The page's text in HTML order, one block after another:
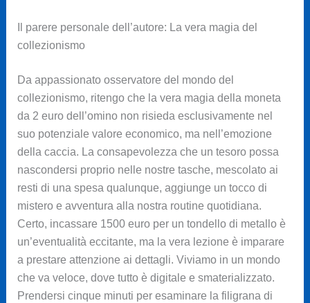
Il parere personale dell’autore: La vera magia del
collezionismo
Da appassionato osservatore del mondo del
collezionismo, ritengo che la vera magia della moneta
da 2 euro dell’omino non risieda esclusivamente nel
suo potenziale valore economico, ma nell’emozione
della caccia. La consapevolezza che un tesoro possa
nascondersi proprio nelle nostre tasche, mescolato ai
resti di una spesa qualunque, aggiunge un tocco di
mistero e avventura alla nostra routine quotidiana.
Certo, incassare 1500 euro per un tondello di metallo è
un’eventualità eccitante, ma la vera lezione è imparare
a prestare attenzione ai dettagli. Viviamo in un mondo
che va veloce, dove tutto è digitale e smaterializzato.
Prendersi cinque minuti per esaminare la filigrana di